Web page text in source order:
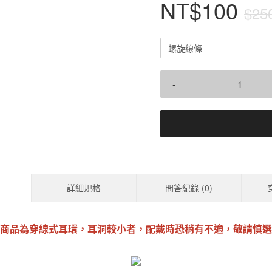
NT$100
螺旋線條
-
詳細規格 問答紀錄 (0)
商品為穿線式耳環，耳洞較小者，配戴時恐稍有不適，敬請慎